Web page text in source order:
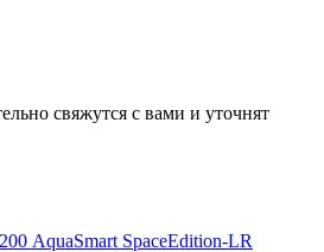
свяжутся с вами и уточнят
AquaSmart SpaceEdition-LR